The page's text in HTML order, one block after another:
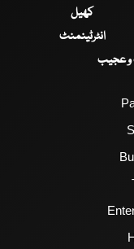
کھیل
انٹرٹینمنٹ
عجیب